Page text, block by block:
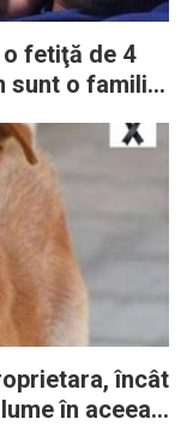
fetiţă de 4
sunt o familie
încât
în aceeaşi